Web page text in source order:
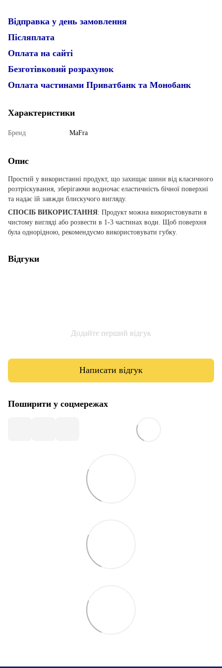
Відправка у день замовлення
Післяплата
Оплата на сайті
Безготівковий розрахунок
Оплата частинами Приватбанк та Монобанк
Характеристики
Бренд MaFra
Опис
Простий у використанні продукт, що захищає шини від класичного
розтріскування, зберігаючи водночас еластичність бічної поверхні
та надає їй завжди блискучого вигляду.
СПОСІБ ВИКОРИСТАННЯ: Продукт можна використовувати в
чистому вигляді або розвести в 1-3 частинах води. Щоб поверхня
була однорідною, рекомендуємо використовувати губку.
Відгуки
Додайте перший відгук
Написати відгук
Поширити у соцмережах